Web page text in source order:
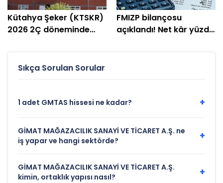
Kütahya Şeker (KTSKR)
2026 2Ç döneminde
FMIZP bilançosu
açıklandı! Net kâr yüzde
Sıkça Sorulan Sorular
1 adet GMTAS hissesi ne kadar? +
GİMAT MAĞAZACILIK SANAYİ VE TİCARET A.Ş. ne
iş yapar ve hangi sektörde?
+
GİMAT MAĞAZACILIK SANAYİ VE TİCARET A.Ş.
kimin, ortaklık yapısı nasıl?
+